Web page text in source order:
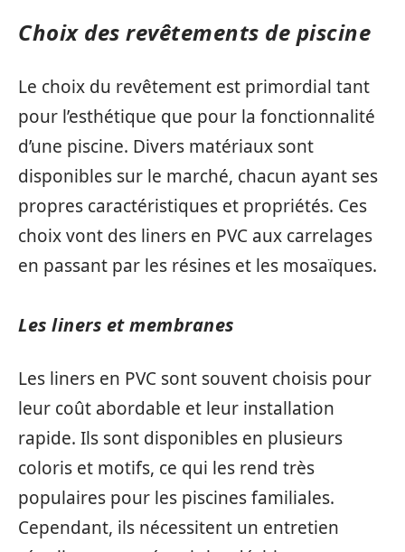
Choix des revêtements de piscine
Le choix du revêtement est primordial tant
pour l’esthétique que pour la fonctionnalité
d’une piscine. Divers matériaux sont
disponibles sur le marché, chacun ayant ses
propres caractéristiques et propriétés. Ces
choix vont des liners en PVC aux carrelages
en passant par les résines et les mosaïques.
Les liners et membranes
Les liners en PVC sont souvent choisis pour
leur coût abordable et leur installation
rapide. Ils sont disponibles en plusieurs
coloris et motifs, ce qui les rend très
populaires pour les piscines familiales.
Cependant, ils nécessitent un entretien